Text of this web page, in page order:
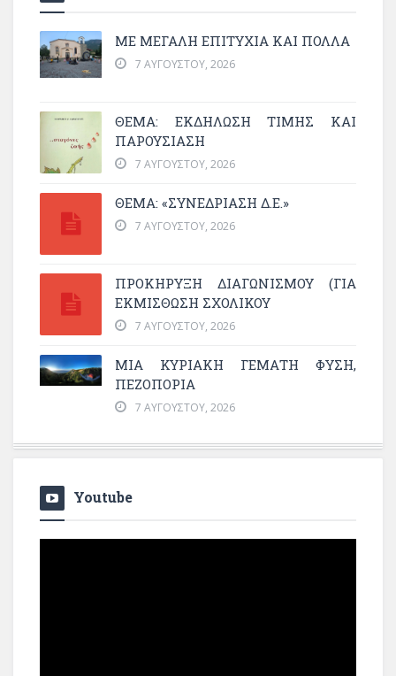
ΜΕ ΜΕΓΆΛΗ ΕΠΙΤΥΧΊΑ ΚΑΙ ΠΟΛΛΆ
7 ΑΥΓΟΎΣΤΟΥ, 2026
ΘΈΜΑ: ΕΚΔΉΛΩΣΗ ΤΙΜΉΣ ΚΑΙ
ΠΑΡΟΥΣΊΑΣΗ
7 ΑΥΓΟΎΣΤΟΥ, 2026
ΘΕΜΑ: «ΣΥΝΕΔΡΊΑΣΗ Δ.Ε.»
7 ΑΥΓΟΎΣΤΟΥ, 2026
ΠΡΟΚΗΡΥΞΗ ΔΙΑΓΩΝΙΣΜΟΥ (ΓΙΑ
ΕΚΜΊΣΘΩΣΗ ΣΧΟΛΙΚΟΎ
7 ΑΥΓΟΎΣΤΟΥ, 2026
ΜΙΑ ΚΥΡΙΑΚΉ ΓΕΜΆΤΗ ΦΎΣΗ,
ΠΕΖΟΠΟΡΊΑ
7 ΑΥΓΟΎΣΤΟΥ, 2026
Youtube